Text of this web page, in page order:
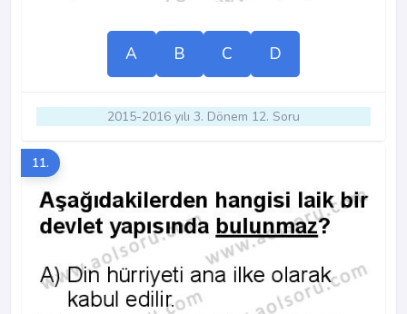
A B C D
2015-2016 yılı 3. Dönem 12. Soru
11.